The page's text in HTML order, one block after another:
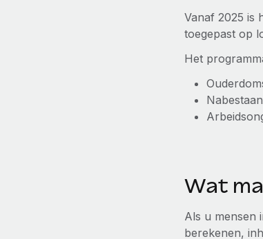
Vanaf 2025 is
toegepast op
Het
Wat
Als u mensen
berekenen,